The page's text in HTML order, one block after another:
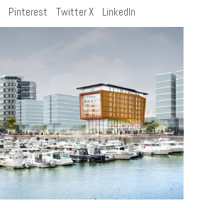
Pinterest Twitter X LinkedIn